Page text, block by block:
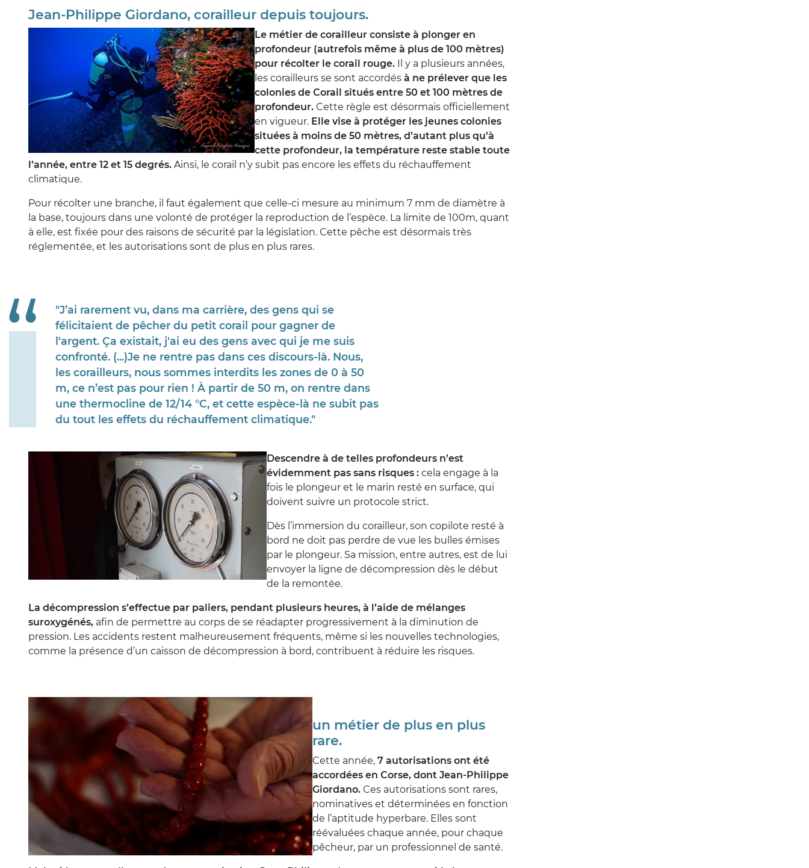
Jean-Philippe Giordano, corailleur depuis toujours.
Le métier de corailleur consiste à plonger en
profondeur (autrefois même à plus de 100 mètres)
pour récolter le corail rouge. Il y a plusieurs années,
les corailleurs se sont accordés à ne prélever que les
colonies de Corail situés entre 50 et 100 mètres de
profondeur. Cette règle est désormais officiellement
en vigueur. Elle vise à protéger les jeunes colonies
situées à moins de 50 mètres, d’autant plus qu’à
cette profondeur, la température reste stable toute
l’année, entre 12 et 15 degrés. Ainsi, le corail n’y subit pas encore les effets du réchauffement
climatique.
Pour récolter une branche, il faut également que celle-ci mesure au minimum 7 mm de diamètre à
la base, toujours dans une volonté de protéger la reproduction de l’espèce. La limite de 100m, quant
à elle, est fixée pour des raisons de sécurité par la législation. Cette pêche est désormais très
réglementée, et les autorisations sont de plus en plus rares.
“
"J’ai rarement vu, dans ma carrière, des gens qui se
félicitaient de pêcher du petit corail pour gagner de
l'argent. Ça existait, j'ai eu des gens avec qui je me suis
confronté. (...)Je ne rentre pas dans ces discours-là. Nous,
les corailleurs, nous sommes interdits les zones de 0 à 50
m, ce n’est pas pour rien ! À partir de 50 m, on rentre dans
une thermocline de 12/14 °C, et cette espèce-là ne subit pas
du tout les effets du réchauffement climatique."
Descendre à de telles profondeurs n’est
évidemment pas sans risques : cela engage à la
fois le plongeur et le marin resté en surface, qui
doivent suivre un protocole strict.
Dès l’immersion du corailleur, son copilote resté à
bord ne doit pas perdre de vue les bulles émises
par le plongeur. Sa mission, entre autres, est de lui
envoyer la ligne de décompression dès le début
de la remontée.
La décompression s’effectue par paliers, pendant plusieurs heures, à l’aide de mélanges
suroxygénés, afin de permettre au corps de se réadapter progressivement à la diminution de
pression. Les accidents restent malheureusement fréquents, même si les nouvelles technologies,
comme la présence d’un caisson de décompression à bord, contribuent à réduire les risques.
un métier de plus en plus
rare.
Cette année, 7 autorisations ont été
accordées en Corse, dont Jean-Philippe
Giordano. Ces autorisations sont rares,
nominatives et déterminées en fonction
de l’aptitude hyperbare. Elles sont
réévaluées chaque année, pour chaque
pêcheur, par un professionnel de santé.